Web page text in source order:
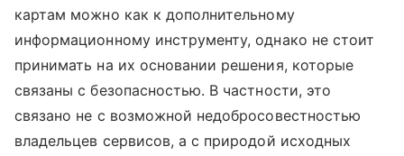
картам можно как к дополнительному
информационному инструменту, однако не стоит
принимать на их основании решения, которые
связаны с безопасностью. В частности, это
связано не с возможной недобросовестностью
владельцев сервисов, а с природой исходных